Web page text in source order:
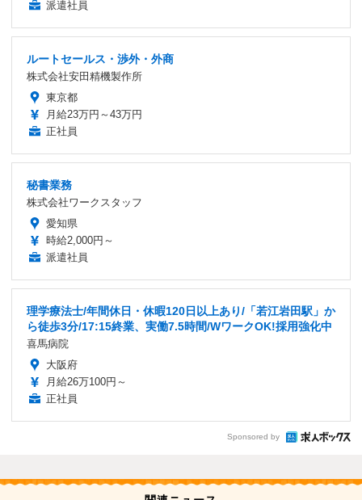
派遣社員
ルートセールス・渉外・外商
株式会社安田精機製作所
東京都
月給23万円～43万円
正社員
秘書業務
株式会社ワークスタッフ
愛知県
時給2,000円～
派遣社員
理学療法士/年間休日・休暇120日以上あり/「若江岩田駅」か
ら徒歩3分/17:15終業、実働7.5時間/WワークOK!採用強化中
喜馬病院
大阪府
月給26万100円～
正社員
Sponsored by